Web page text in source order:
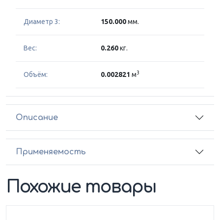
Диаметр 3: 150.000мм.
Вес: 0.260кг.
Объём: 0.002821 м3
Описание
Применяемость
Похожие товары